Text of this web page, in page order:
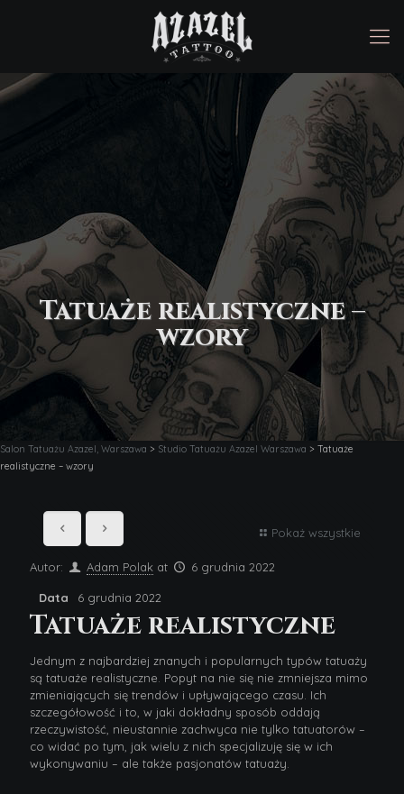
Tatuaże realistyczne –
wzory
Salon Tatuażu Azazel, Warszawa > Studio Tatuażu Azazel Warszawa > Tatuaże
realistyczne – wzory
Pokaż wszystkie
Autor: Adam Polak at 6 grudnia 2022
Data 6 grudnia 2022
Tatuaże realistyczne
Jednym z najbardziej znanych i popularnych typów tatuaży
są tatuaże realistyczne. Popyt na nie się nie zmniejsza mimo
zmieniających się trendów i upływającego czasu. Ich
szczegółowość i to, w jaki dokładny sposób oddają
rzeczywistość, nieustannie zachwyca nie tylko tatuatorów –
co widać po tym, jak wielu z nich specjalizuję się w ich
wykonywaniu – ale także pasjonatów tatuaży.